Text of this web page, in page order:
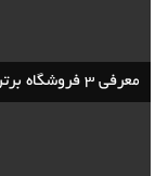
معرفی ۳ فروشگاه برتر لوازم آرایشی و بهداشتی+ ۲ وب سایت سلامتی